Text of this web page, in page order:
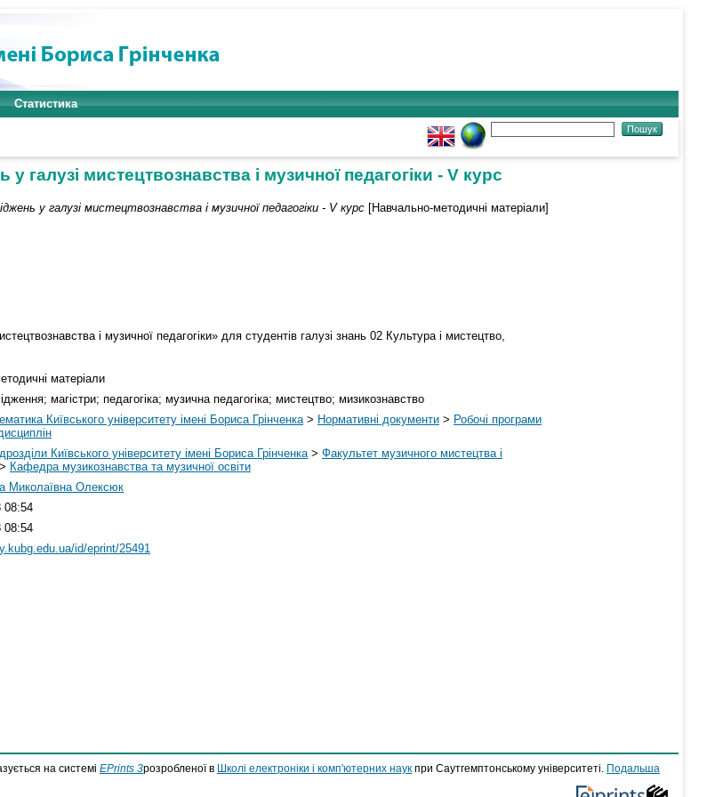
Статистика
галузі мистецтвознавства і музичної педагогіки - V курс
у галузі мистецтвознавства і музичної педагогіки - V курс [Навчально-методичні матеріали]
і музичної педагогіки» для студентів галузі знань 02 Культура і мистецтво,
матеріали
магістри; педагогіка; музична педагогіка; мистецтво; мизикознавство
Київського університету імені Бориса Грінченка > Нормативні документи > Робочі програми
Київського університету імені Бориса Грінченка > Факультет музичного мистецтва і
> Кафедра музикознавства та музичної освіти
Миколаївна Олексюк
08:54
08:54
id/eprint/25491
на системі EPrints 3розробленої в Школі електроніки і комп'ютерних наук при Саутгемптонському університеті.
Подальша